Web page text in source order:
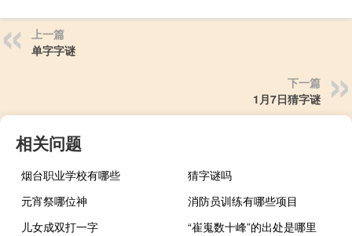
上一篇
单字字谜
下一篇
1月7日猜字谜
相关问题
烟台职业学校有哪些
猜字谜吗
元宵祭哪位神
消防员训练有哪些项目
儿女成双打一字
“崔嵬数十峰”的出处是哪里